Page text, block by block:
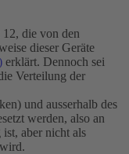
die von den
dieser Geräte
erklärt. Dennoch sei
Verteilung der
und ausserhalb des
werden, also an
aber nicht als